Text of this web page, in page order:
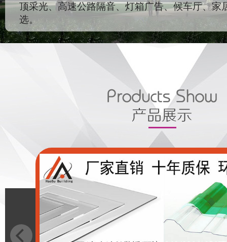
顶采光、高速公路隔音、灯箱广告、候车厅、家
选。